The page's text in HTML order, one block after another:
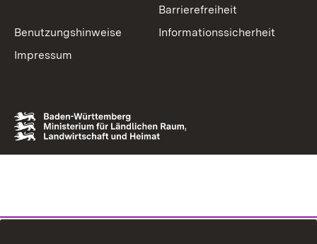
Barrierefreiheit
Benutzungshinweise
Informationssicherheit
Impressum